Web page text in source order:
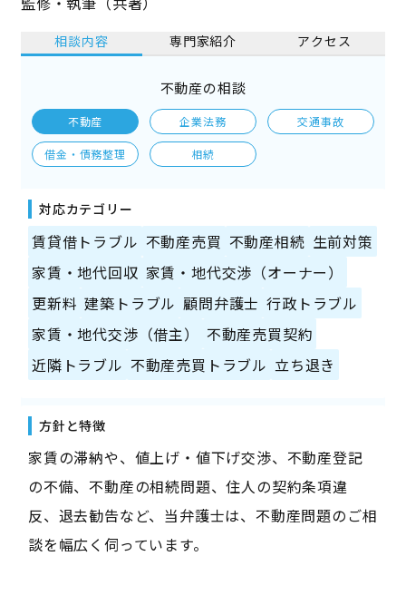
相談内容 専門家紹介 アクセス
不動産の相談
不動産 企業法務 交通事故
借金・債務整理 相続
対応カテゴリー
賃貸借トラブル 不動産売買 不動産相続 生前対策
家賃・地代回収 家賃・地代交渉（オーナー）
更新料 建築トラブル 顧問弁護士 行政トラブル
家賃・地代交渉（借主）
不動産売買契約
近隣トラブル 不動産売買トラブル 立ち退き
方針と特徴
家賃の滞納や、値上げ・値下げ交渉、不動産登記
の不備、不動産の相続問題、住人の契約条項違
反、退去勧告など、当弁護士は、不動産問題のご相
談を幅広く伺っています。